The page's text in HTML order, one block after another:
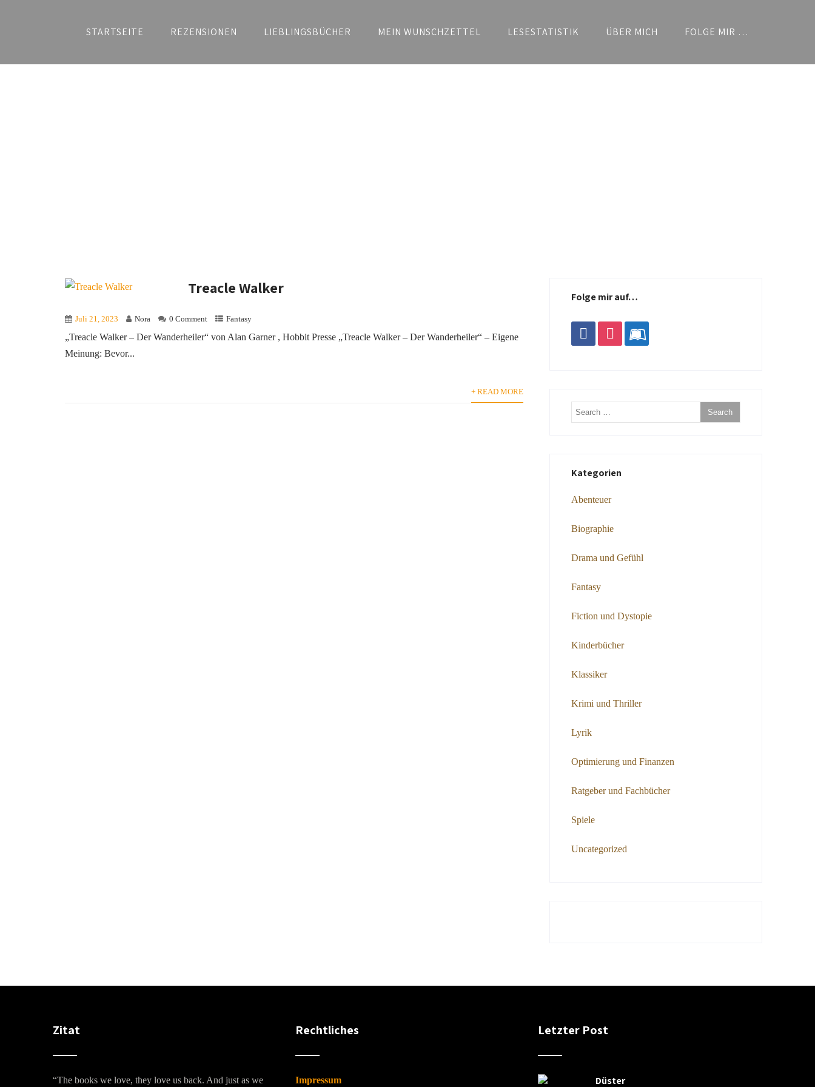
STARTSEITE REZENSIONEN LIEBLINGSBÜCHER MEIN WUNSCHZETTEL LESESTATISTIK ÜBER MICH FOLGE MIR …
Treacle Walker
Juli 21, 2023 Nora 0 Comment Fantasy
„Treacle Walker – Der Wanderheiler“ von Alan Garner , Hobbit Presse „Treacle Walker – Der Wanderheiler“ – Eigene
Meinung: Bevor...
+ READ MORE
Folge mir auf…
facebookinstagramleanpub
Kategorien
Abenteuer
Biographie
Drama und Gefühl
Fantasy
Fiction und Dystopie
Kinderbücher
Klassiker
Krimi und Thriller
Lyrik
Optimierung und Finanzen
Ratgeber und Fachbücher
Spiele
Uncategorized
Zitat
“The books we love, they love us back. And just as we
Rechtliches
Impressum
Letzter Post
Düster